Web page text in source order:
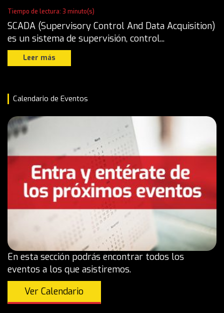
Tiempo de lectura: 3 minuto(s)
SCADA (Supervisory Control And Data Acquisition)
es un sistema de supervisión, control...
Leer más
Calendario de Eventos
En esta sección podrás encontrar todos los
eventos a los que asistiremos.
Ver Calendario